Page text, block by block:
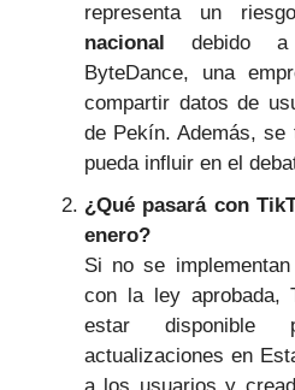
representa un
nacional
debido a
ByteDance, una
compartir datos de
de Pekín. Además, se
pueda influir en el
¿Qué pasará con
enero?
Si no se
con la ley aprobada,
estar disponible
actualizaciones en